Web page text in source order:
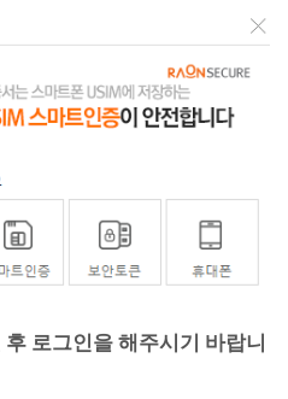
로그인을 해주시기 바랍니